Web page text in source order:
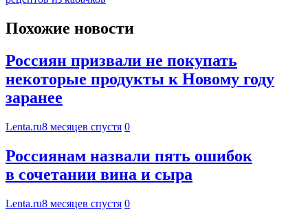
Похожие новости
Россиян призвали не покупать
некоторые продукты к Новому году
заранее
Lenta.ru8 месяцев спустя 0
Россиянам назвали пять ошибок
в сочетании вина и сыра
Lenta.ru8 месяцев спустя 0